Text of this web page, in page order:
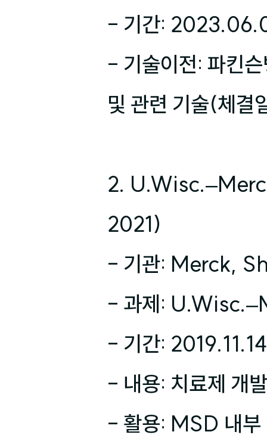
- 기간:
- 기술이전: 파킨
및 관련 기술(체
2.
2021)
- 기관: Merck,
- 과제:
- 기간:
- 내용: 치료제 개
- 활용: MSD 내부